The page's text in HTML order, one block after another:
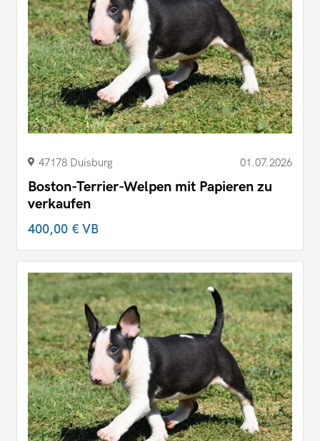
47178 Duisburg 01.07.2026
Boston-Terrier-Welpen mit Papieren zu
verkaufen
400,00 €VB